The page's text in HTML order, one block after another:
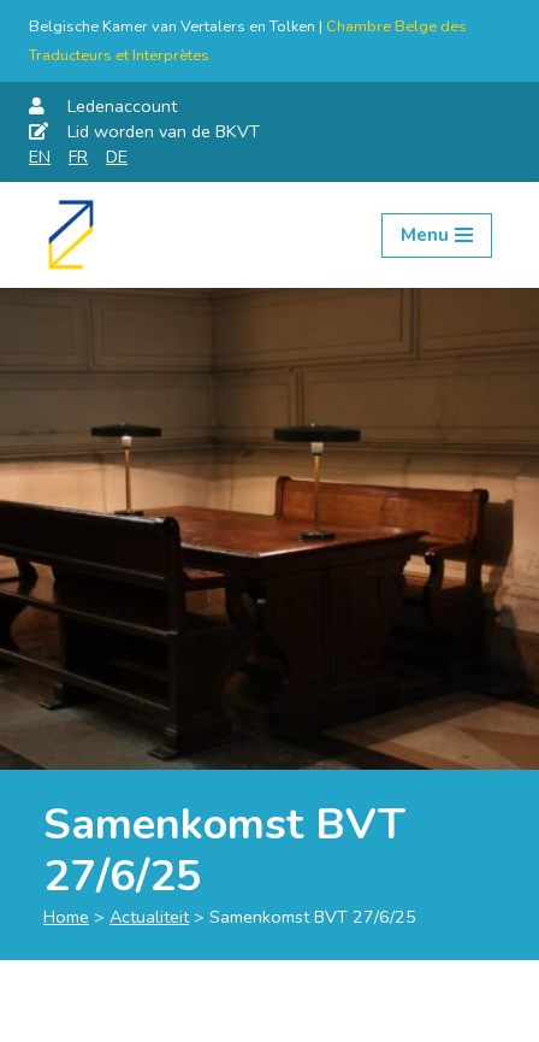
Belgische Kamer van Vertalers en Tolken | Chambre Belge des
Traducteurs et Interprètes
Ledenaccount
Lid worden van de BKVT
EN
FR DE
Skip
Menu
Samenkomst BVT
27/6/25
Home > Actualiteit> Samenkomst BVT 27/6/25